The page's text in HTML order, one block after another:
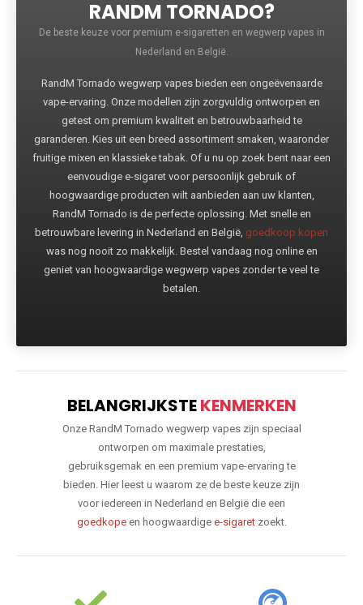
RANDM TORNADO?
De beste keuze voor premium e-sigaretten en wegwerp vapes in
Nederland en België.
RandM Tornado wegwerp vapes bieden een ongeëvenaarde
vape-ervaring. Onze modellen zijn zorgvuldig ontworpen en
getest om premium kwaliteit en betrouwbaarheid te
garanderen. Kies uit een breed assortiment smaken, waaronder
fruitige mixen en klassieke tabak. Of u nu op zoek bent naar een
eenvoudige e-sigaret voor persoonlijk gebruik of
hoogwaardige producten wilt aanbieden aan uw klanten,
RandM Tornado is de perfecte oplossing. Met snelle en
betrouwbare levering in Nederland en België, goedkoop kopen
was nog nooit zo makkelijk. Bestel vandaag nog online en
geniet van hoogwaardige wegwerp vapes zonder te veel te
betalen.
BELANGRIJKSTEKENMERKEN
Onze RandM Tornado wegwerp vapes zijn speciaal
ontworpen om maximale prestaties,
gebruiksgemak en een premium vape-ervaring te
bieden. Hier leest u waarom ze de beste keuze zijn
voor iedereen in Nederland en België die een
goedkopeen hoogwaardige e-sigaretzoekt.